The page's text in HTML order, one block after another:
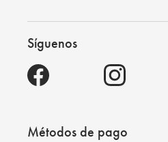
Síguenos
Métodos de pago